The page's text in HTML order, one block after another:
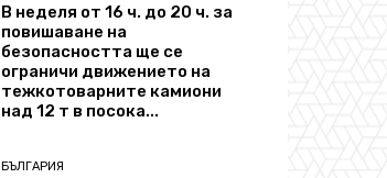
В неделя от 16 ч. до 20 ч. за
повишаване на
безопасността ще се
ограничи движението на
тежкотоварните камиони
над 12 т в посока...
БЪЛГАРИЯ